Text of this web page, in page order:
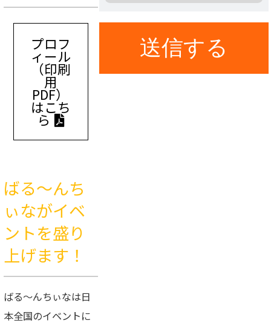
プロフ
ィール
（印刷
用
PDF）
はこち
ら
ばる〜んち
ぃながイベ
ントを盛り
上げます！
ばる〜んちぃなは日
本全国のイベントに